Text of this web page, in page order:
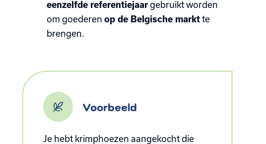
eenzelfde referentiejaar gebruikt worden
om goederen op de Belgische markt te
brengen.
Voorbeeld
Je hebt krimphoezen aangekocht die